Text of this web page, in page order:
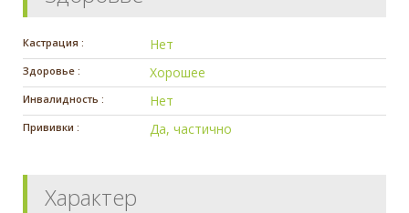
Кастрация : Нет
Здоровье : Хорошее
Инвалидность : Нет
Прививки : Да, частично
Характер